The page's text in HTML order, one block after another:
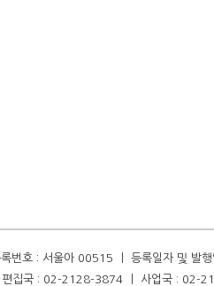
번호 : 서울아 00515 ㅣ 등록일자 및 발
편집국 : 02-2128-3874 ㅣ 사업국 : 02-